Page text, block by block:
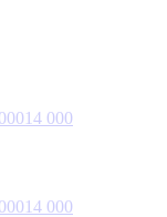
14 000
14 000